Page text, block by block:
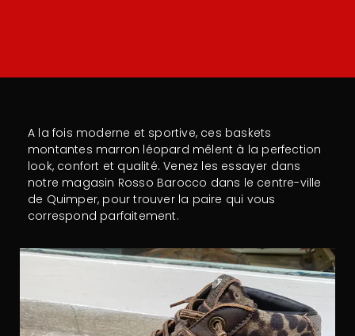
A la fois moderne et sportive, ces baskets
montantes marron léopard mêlent à la perfection
look, confort et qualité. Venez les essayer dans
notre magasin Rosso Barocco dans le centre-ville
de Quimper, pour trouver la paire qui vous
correspond parfaitement.